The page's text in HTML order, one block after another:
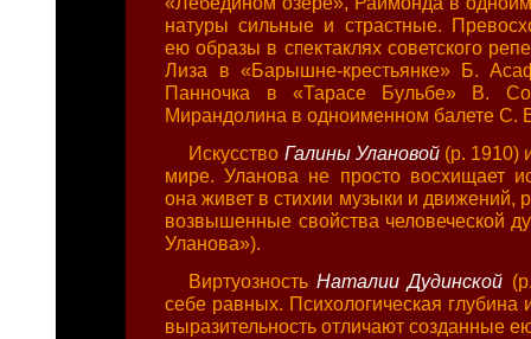
натуры сильные и страстные.
ею образы в спектаклях советского
Лиза в «Барышне-крестьянке» Б.
Панночка в «Тарасе Бульбе» В.
Мирандолина в одноименном балете С.
Искусство Галины Улановой (р. 1910)
мире. Уланова не просто восхищает
она живет в стихии музыки и движений,
возвышенные свойства человеческой
Уланова»).
ВиртуозностьНаталии Дудинской
себе равных. Психологическая глубина
выразительность отличают созданные